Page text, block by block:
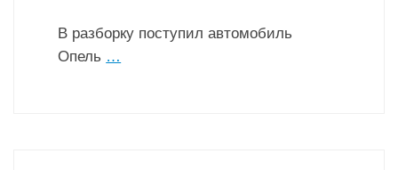
В разборку поступил автомобиль
Опель …